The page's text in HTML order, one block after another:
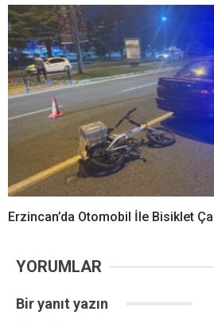
Erzincan’da Otomobil İle Bisiklet
YORUMLAR
Bir yanıt yazın